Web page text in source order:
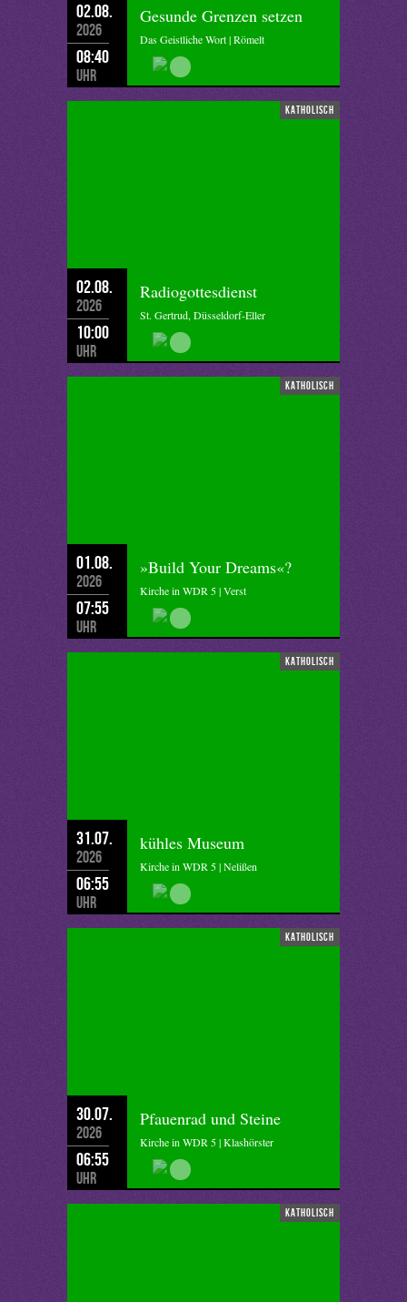
02.08.
2026
08:40
Uhr
Gesunde Grenzen setzen
Das Geistliche Wort | Römelt
katholisch
02.08.
2026
10:00
Uhr
Radiogottesdienst
St. Gertrud, Düsseldorf-Eller
katholisch
01.08.
2026
07:55
Uhr
»Build Your Dreams«?
Kirche in WDR 5 | Verst
katholisch
31.07.
2026
06:55
Uhr
kühles Museum
Kirche in WDR 5 | Nelißen
katholisch
30.07.
2026
06:55
Uhr
Pfauenrad und Steine
Kirche in WDR 5 | Klashörster
katholisch